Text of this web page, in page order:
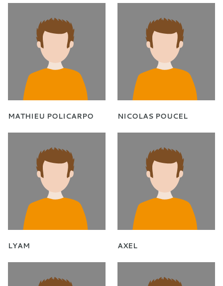
MATHIEU POLICARPO NICOLAS POUCEL
LYAM AXEL